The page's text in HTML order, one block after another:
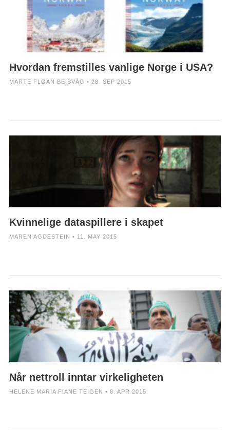
Hvordan fremstilles vanlige Norge i USA?
MARTE FLØAN BEISVÅG • 28. SEP 2015
Kvinnelige dataspillere i skapet
MAREN AGDESTEIN • 11. MAY 2015
Når nettroll inntar virkeligheten
HELENE MARIA FIANE TEIGEN • 8. APR 2015